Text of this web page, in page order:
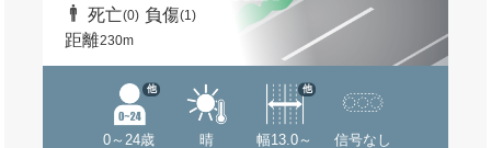
死亡(0) 負傷(1)
距離230m
0～24歳
他
晴
幅13.0～
他
信号なし